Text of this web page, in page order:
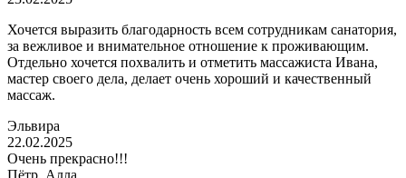
Хочется выразить благодарность всем сотрудникам санатория,
за вежливое и внимательное отношение к проживающим.
Отдельно хочется похвалить и отметить массажиста Ивана,
мастер своего дела, делает очень хороший и качественный
массаж.
Эльвира
22.02.2025
Очень прекрасно!!!